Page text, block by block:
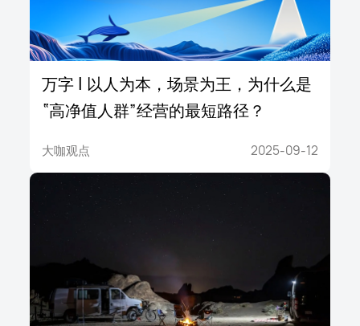
万字 | 以人为本，场景为王，为什么是
“高净值人群”经营的最短路径？
大咖观点 2025-09-12